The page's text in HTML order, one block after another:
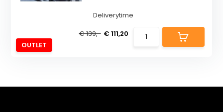
OUTLET
Deliverytime
€ 139,- € 111,20